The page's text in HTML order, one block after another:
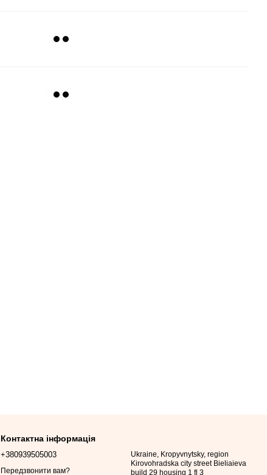
Контактна інформація
+380939505003
Передзвонити вам?
Ukraine, Kropyvnytsky, region
Kirovohradska city street Bieliaieva
build 29 housing 1 fl 3